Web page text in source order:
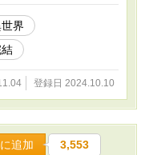
謝ることしかできなか
の嫌味や小言は、日
の？ いくらここが家
「お弁当、手抜きす
？ まだ二十歳前だよ
いこと言うの？」と、
を愛しているなら、も
に言い捨てた。
界
登録日 2024.10.10
追加 3,553